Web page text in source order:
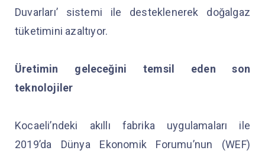
Duvarları’ sistemi ile desteklenerek doğalgaz
tüketimini azaltıyor.
Üretimin geleceğini temsil eden son
teknolojiler
Kocaeli’ndeki akıllı fabrika uygulamaları ile
2019’da Dünya Ekonomik Forumu’nun (WEF)